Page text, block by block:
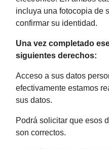
incluya una fotocopia de
confirmar su identidad.
Una vez completado
siguientes derechos:
Acceso a sus datos
efectivamente estamos
sus datos.
Podrá solicitar que esos
son correctos.